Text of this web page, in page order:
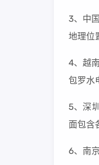
3、中
地理位
4、越
包罗水
5、深
面包含
6、南